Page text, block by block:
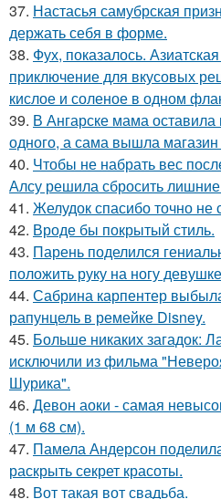
37. Настасья самубрская
держать себя в форме.
38. Фух, показалось.
приключение для вкусовых
кислое и соленое в одном
39. В Ангарске мама
одного, а сама вышла
40. Чтобы не набрать вес
Алсу решила сбросить
41. Желудок спасибо точно не
42. Вроде бы покрытый стиль.
43. Парень поделился
положить руку на ногу
44. Сабрина карпентер
рапунцель в ремейке Disney.
45. Больше никаких загадок:
исключили из фильма
Шурика".
46. Девон аоки - самая
(1 м 68 см).
47. Памела Андерсон
раскрыть секрет красоты.
48. Вот такая вот свадьба.